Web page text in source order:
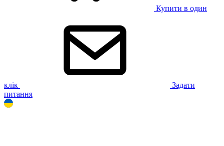
Купити в один
клік
Задати
питання